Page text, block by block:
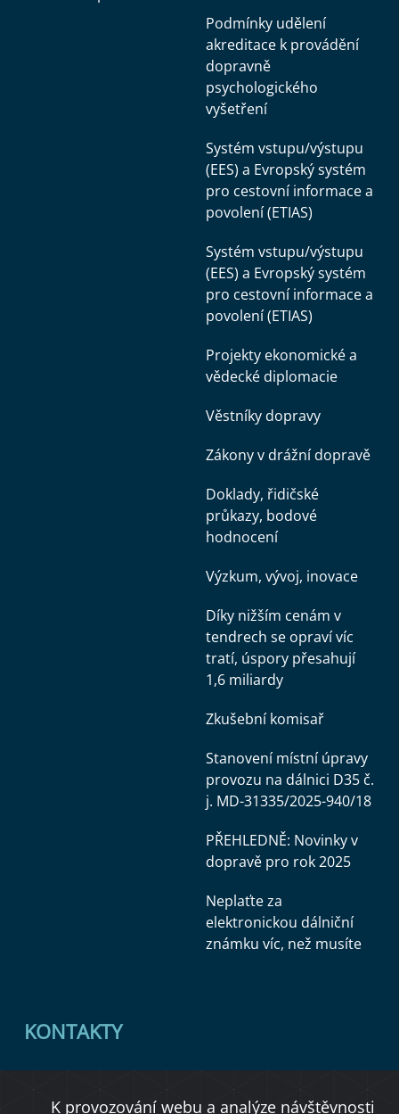
Podmínky udělení
akreditace k provádění
dopravně
psychologického
vyšetření
Systém vstupu/výstupu
(EES) a Evropský systém
pro cestovní informace a
povolení (ETIAS)
Systém vstupu/výstupu
(EES) a Evropský systém
pro cestovní informace a
povolení (ETIAS)
Projekty ekonomické a
vědecké diplomacie
Věstníky dopravy
Zákony v drážní dopravě
Doklady, řidičské
průkazy, bodové
hodnocení
Výzkum, vývoj, inovace
Díky nižším cenám v
tendrech se opraví víc
tratí, úspory přesahují
1,6 miliardy
Zkušební komisař
Stanovení místní úpravy
provozu na dálnici D35 č.
j. MD-31335/2025-940/18
PŘEHLEDNĚ: Novinky v
dopravě pro rok 2025
Neplaťte za
elektronickou dálniční
známku víc, než musíte
KONTAKTY
K provozování webu a analýze návštěvnosti